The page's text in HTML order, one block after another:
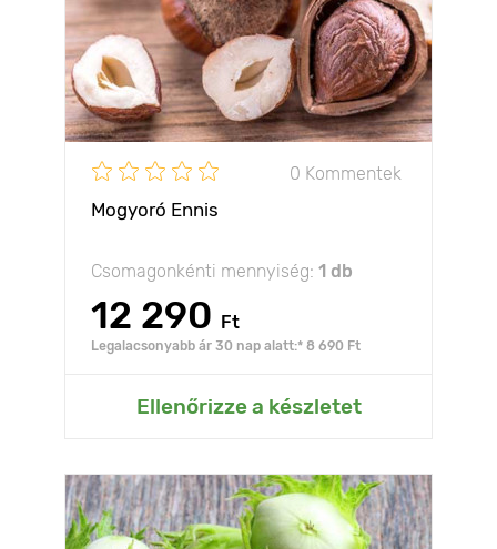
0 Kommentek
Mogyoró Ennis
Csomagonkénti mennyiség: 1 db
12 290 Ft
Legalacsonyabb ár 30 nap alatt:* 8 690 Ft
Ellenőrizze a készletet